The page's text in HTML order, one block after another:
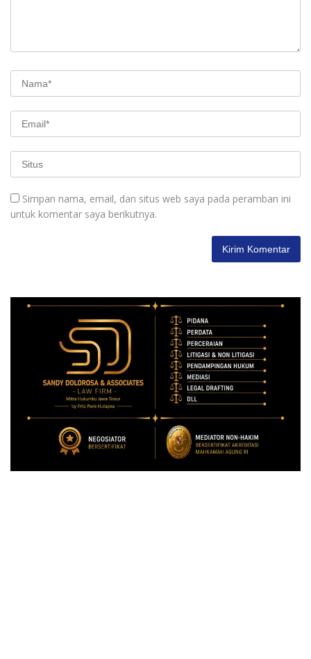
Simpan nama, email, dan situs web saya pada peramban ini
untuk komentar saya berikutnya.